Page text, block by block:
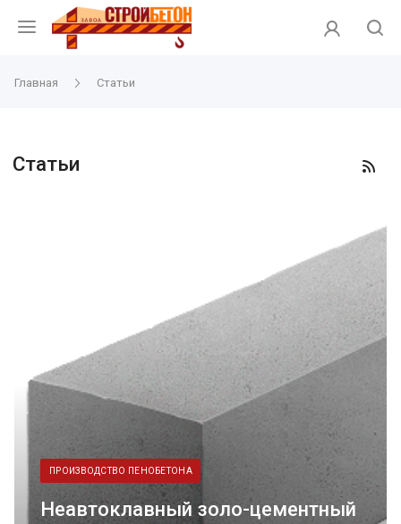
Главная Статьи
Статьи
ПРОИЗВОДСТВО ПЕНОБЕТОНА
Неавтоклавный золо-цементный